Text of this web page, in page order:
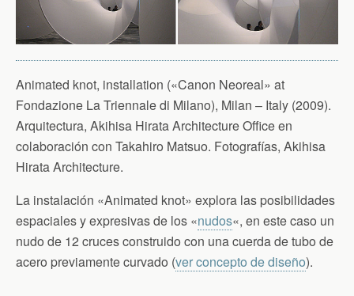
Animated knot, installation («Canon Neoreal» at
Fondazione La Triennale di Milano), Milan – Italy (2009).
Arquitectura, Akihisa Hirata Architecture Office en
colaboración con Takahiro Matsuo. Fotografías, Akihisa
Hirata Architecture.
La instalación «Animated knot» explora las posibilidades
espaciales y expresivas de los «nudos«, en este caso un
nudo de 12 cruces construido con una cuerda de tubo de
acero previamente curvado (ver concepto de diseño).